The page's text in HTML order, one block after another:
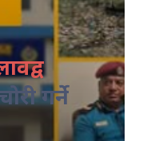
गर्ने